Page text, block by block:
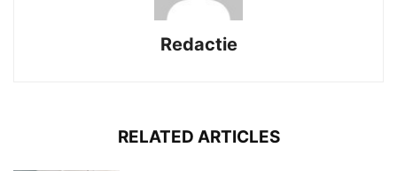
Redactie
RELATED ARTICLES